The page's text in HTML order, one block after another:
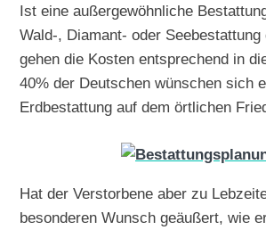
Ist eine außergewöhnliche
Wald-, Diamant- oder Seebestattung
gehen die Kosten entsprechend in
40% der Deutschen wünschen sich
Erdbestattung auf dem örtlichen
Hat der Verstorbene aber zu
besonderen Wunsch geäußert, wie